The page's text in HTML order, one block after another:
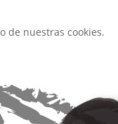
de nuestras cookies.